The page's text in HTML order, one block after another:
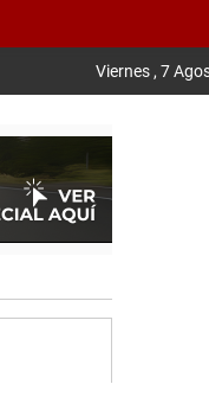
Viernes , 7